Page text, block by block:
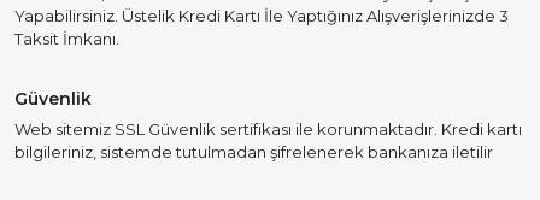
Yapabilirsiniz. Üstelik Kredi Kartı İle Yaptığınız Alışverişlerinizde 3
Taksit İmkanı.
Güvenlik
Web sitemiz SSL Güvenlik sertifikası ile korunmaktadır. Kredi kartı
bilgileriniz, sistemde tutulmadan şifrelenerek bankanıza iletilir